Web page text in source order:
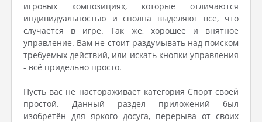
игровых композициях, которые отличаются
индивидуальностью и сполна выделяют всё, что
случается в игре. Так же, хорошее и внятное
управление. Вам не стоит раздумывать над поиском
требуемых действий, или искать кнопки управления
- всё придельно просто.
Пусть вас не настораживает категория Спорт своей
простой. Данный раздел приложений был
изобретён для яркого досуга, перерыва от своих